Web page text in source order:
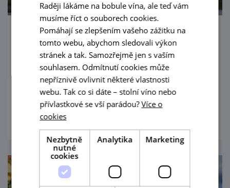
Chrám Tří Grácií
Kdo je trio nahatých krasavic? Nene, nejsou
to antické bohyně Afrodita, Artemis a
Athéna, jak mnozí přísahají…
prohlédnout
Raději lákáme na bobule vína, ale teď vám
musíme říct o souborech cookies.
Pomáhají se zlepšením vašeho zážitku na
tomto webu, abychom sledovali výkon
stránek a tak. Samozřejmě jen s vaším
souhlasem. Odmítnutí cookies může
nepříznivě ovlivnit některé vlastnosti
webu. Tak co si dáte – stolní víno nebo
přívlastkové se vší parádou?Více o
cookies
Nezbytně
nutné
cookies
Analytika Marketing